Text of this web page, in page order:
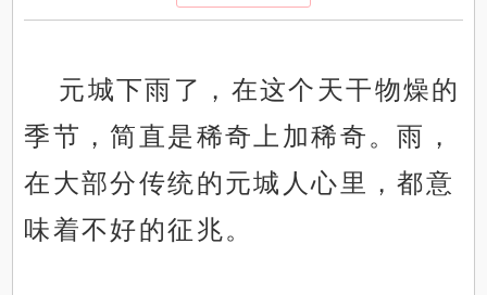
元城下雨了，在这个天干物燥的
季节，简直是稀奇上加稀奇。雨，
在大部分传统的元城人心里，都意
味着不好的征兆。